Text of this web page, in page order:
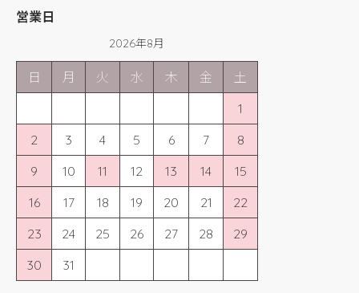
営業日
2026年8月
日 月 火 水 木 金
土
1
2
3 4 5 6 7
8
9
10 11 12 13 14
15
16
17 18 19 20 21
22
23
24 25 26 27 28
29
30
31